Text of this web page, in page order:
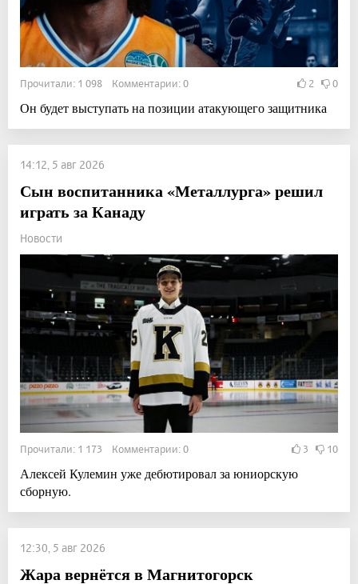
Прочитали: 1 098 Комментарии: 0 2 0
Он будет выступать на позиции атакующего защитника
14:12, 5 авг 2026
Сын воспитанника «Металлурга» решил
играть за Канаду
Новости
Прочитали: 1 173 Комментарии: 0 3 10
Алексей Кулемин уже дебютировал за юниорскую
сборную.
12:30, 5 авг 2026
Жара вернётся в Магнитогорск